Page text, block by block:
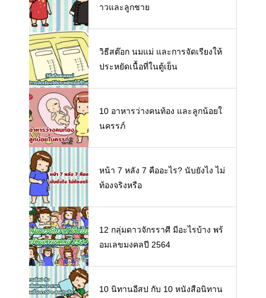
าวและลูกชาย
วิธีสต๊อก นมแม่ และการจัดเรียงให้
ประหยัดเนื้อที่ในตู้เย็น
10 อาหารว่างคนท้อง และลูกน้อยใ
นครรภ์
หน้า 7 หลัง 7 คืออะไร? นับยังไง ไม่
ท้องจริงหรือ
12 กลุ่มดาวจักรราศี มีอะไรบ้าง พร้
อมเลขมงคลปี 2564
10 นิทานอีสป กับ 10 หนังสือนิทาน